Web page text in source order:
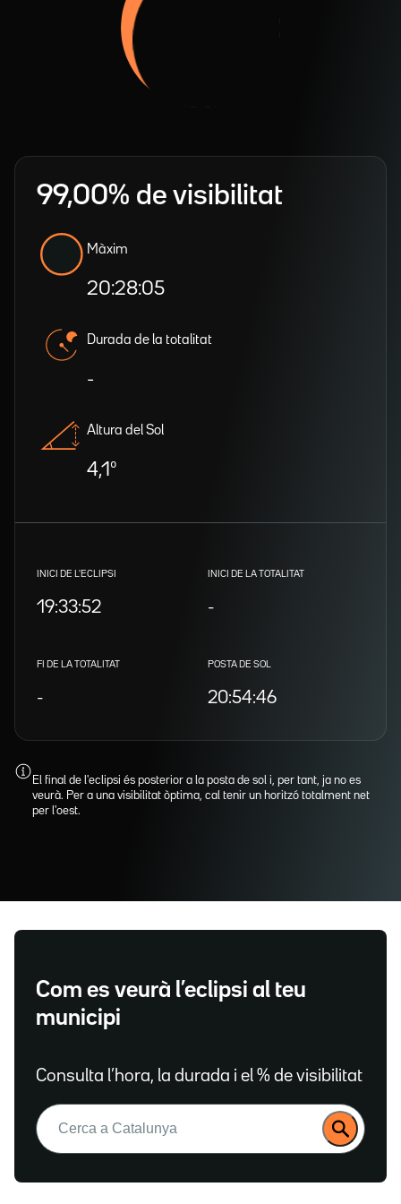
99,00% de visibilitat
Màxim
20:28:05
Durada de la totalitat
-
Altura del Sol
4,1º
INICI DE L'ECLIPSI
19:33:52
INICI DE LA TOTALITAT
-
FI DE LA TOTALITAT
-
POSTA DE SOL
20:54:46
El final de l'eclipsi és posterior a la posta de sol i, per tant, ja no es
veurà. Per a una visibilitat òptima, cal tenir un horitzó totalment net
per l'oest.
Com es veurà l’eclipsi al teu
municipi
Consulta l’hora, la durada i el % de visibilitat
Buscar: